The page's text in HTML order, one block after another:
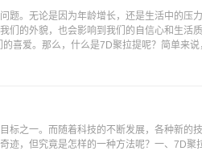
题。无论是因为年龄增长，还是生活中的压
们的外貌，也会影响到我们的自信心和生活
喜爱。那么，什么是7D聚拉提呢？简单来说
标之一。而随着科技的不断发展，各种新的
迹，但究竟是怎样的一种方法呢？一、7D